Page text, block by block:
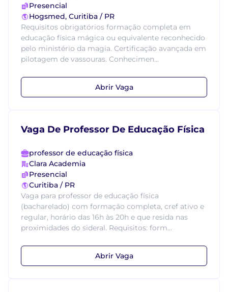
Presencial
Hogsmed, Curitiba / PR
Requisitos obrigatórios formação completa em
educação física mágica ou equivalente reconhecido
pelo ministério da magia. Certificação avançada em
pilotagem de vassouras. Conhecimen...
Abrir Vaga
Vaga De Professor De Educação Física
professor de educação física
Clara Academia
Presencial
Curitiba / PR
Vaga para professor de educação física
(bacharelado) com formação completa, cref ativo e
regular, horário das 16h às 20h e que resida nas
proximidades do sideral. Requisitos: form...
Abrir Vaga